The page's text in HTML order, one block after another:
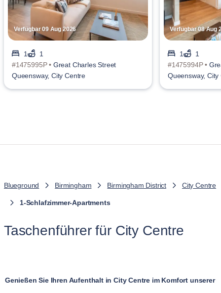
Verfügbar 09 Aug 2026
1
1
#1475995P • Great Charles Street
Queensway, City Centre
Verfügbar 08 Aug
1
1
#1475994P •
Queensway, City
Blueground Birmingham Birmingham District City Centre
1-Schlafzimmer-Apartments
Taschenführer für City Centre
Genießen Sie Ihren Aufenthalt in City Centre im Komfort unserer